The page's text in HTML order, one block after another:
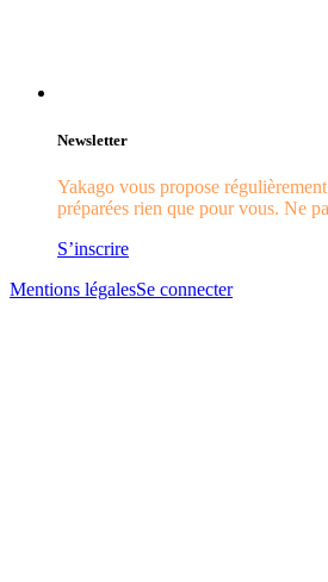
Newsletter
Yakago vous propose
préparées rien que pour vous. Ne
S’inscrire
Mentions légalesSe connecter